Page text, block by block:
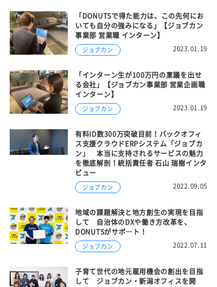
ジョブカン 2023.01.19
「DONUTSで得た能力は、この先何にお
いても自分の強みになる」【ジョブカン
事業部 営業職 インターン】
ジョブカン 2023.01.19
「インターン生が100万円の稟議を出せ
る会社」【ジョブカン事業部 営業企画職
インターン】
ジョブカン 2022.09.05
有料ID数300万突破目前！バックオフィ
ス支援クラウドERPシステム「ジョブカ
ン」 本当に支持されるサービスの魅力
を徹底解剖！統括責任者 石山 瑞樹インタ
ビュー
ジョブカン 2022.07.11
地域の課題解決と地方創生の実現を目指
して 自治体のDXや働き方改革を、
DONUTSがサポ―ト！
子育て世代の地元雇用機会の創出を目指
して ジョブカン・新潟オフィスを開